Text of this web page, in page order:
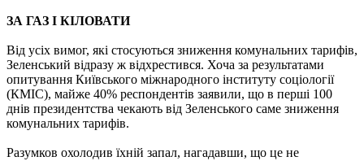
ЗА ГАЗ І КІЛОВАТИ
Від усіх вимог, які стосуються зниження комунальних тарифів,
Зеленський відразу ж відхрестився. Хоча за результатами
опитування Київського міжнародного інституту соціології
(КМІС), майже 40% респондентів заявили, що в перші 100
днів президентства чекають від Зеленського саме зниження
комунальних тарифів.
Разумков охолодив їхній запал, нагадавши, що це не